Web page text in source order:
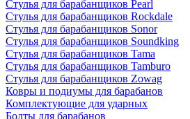
Стулья для барабанщиков Pearl
Стулья для барабанщиков Rockdale
Стулья для барабанщиков Sonor
Стулья для барабанщиков Soundking
Стулья для барабанщиков Tama
Стулья для барабанщиков Tamburo
Стулья для барабанщиков Zowag
Ковры и подиумы для барабанов
Комплектующие для ударных
Болты для барабанов